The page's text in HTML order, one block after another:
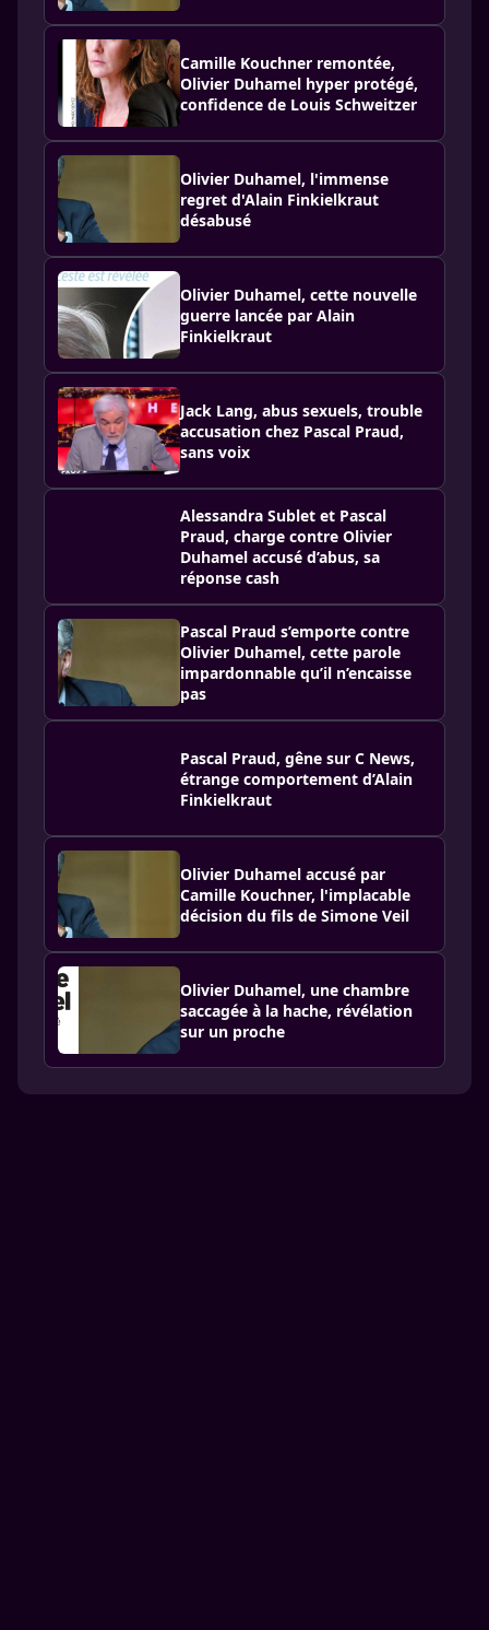
Camille Kouchner remontée,
Olivier Duhamel hyper protégé,
confidence de Louis Schweitzer
Olivier Duhamel, l'immense
regret d'Alain Finkielkraut
désabusé
Olivier Duhamel, cette nouvelle
guerre lancée par Alain
Finkielkraut
Jack Lang, abus sexuels, trouble
accusation chez Pascal Praud,
sans voix
Alessandra Sublet et Pascal
Praud, charge contre Olivier
Duhamel accusé d’abus, sa
réponse cash
Pascal Praud s’emporte contre
Olivier Duhamel, cette parole
impardonnable qu’il n’encaisse
pas
Pascal Praud, gêne sur C News,
étrange comportement d’Alain
Finkielkraut
Olivier Duhamel accusé par
Camille Kouchner, l'implacable
décision du fils de Simone Veil
Olivier Duhamel, une chambre
saccagée à la hache, révélation
sur un proche